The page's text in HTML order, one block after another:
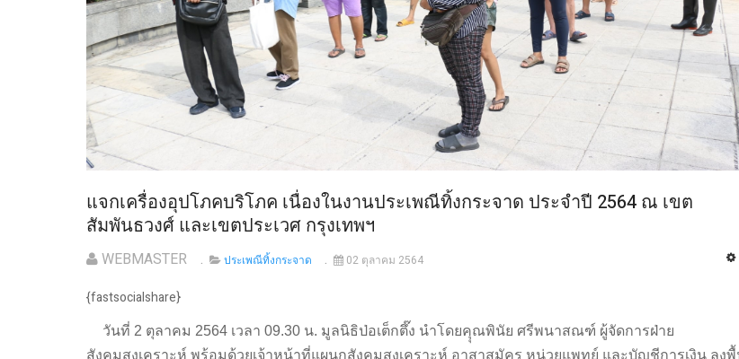
แจกเครื่องอุปโภคบริโภค เนื่องในงานประเพณีทิ้งกระจาด ประจำปี 2564 ณ เขต
สัมพันธวงศ์ และเขตประเวศ กรุงเทพฯ
WEBMASTER ประเพณีทิ้งกระจาด 02 ตุลาคม 2564
{fastsocialshare}
วันที่ 2 ตุลาคม 2564 เวลา 09.30 น. มูลนิธิป่อเต็กตึ๊ง นำโดยคุุณพินัย ศรีพนาสณฑ์ ผู้จัดการฝ่าย
สังคมสงเคราะห์ พร้อมด้วยเจ้าหน้าที่แผนกสังคมสงเคราะห์ อาสาสมัคร หน่วยแพทย์ และบัญชีการเงิน ลง